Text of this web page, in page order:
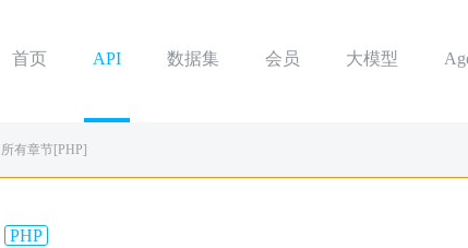
首页 API 数据集 会员 大模型
所有章节[PHP]
PHP